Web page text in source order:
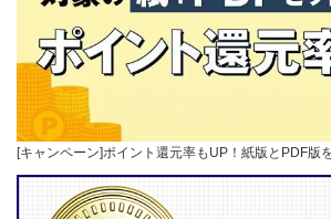
[キャンペーン]ポイント還元率もUP！紙版とPDF版